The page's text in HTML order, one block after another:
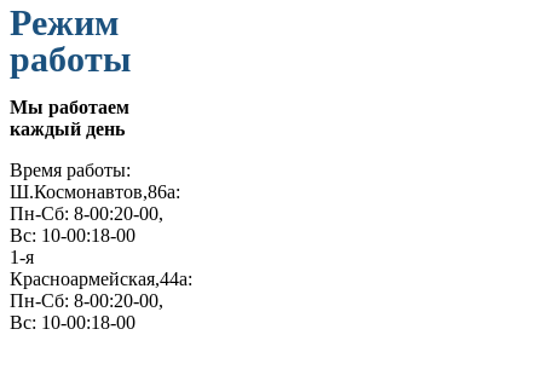
Режим
работы
Мы работаем
каждый день
Время работы:
Ш.Космонавтов,86а:
Пн-Сб: 8-00:20-00,
Вс: 10-00:18-00
1-я
Красноармейская,44а:
Пн-Сб: 8-00:20-00,
Вс: 10-00:18-00